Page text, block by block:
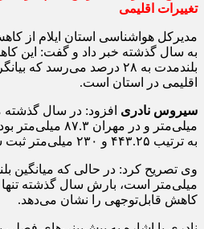
تغییرات اقلیمی
به سال گذشته خبر داد و گفت: این
بلندمدت به ۲۸ درصد می‌رسد
اقلیمی در استان است.
سیروس نادری
میلی‌متر و در
به ترتیب ۴۴۳.۲۵ و ۲۳۰ میلی‌متر ثبت شده بود.
کاهش قابل‌توجهی را نشان می‌دهد.